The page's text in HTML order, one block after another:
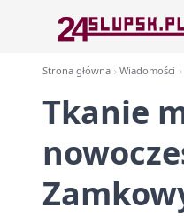
Strona główna Wiadomości
Tkanie